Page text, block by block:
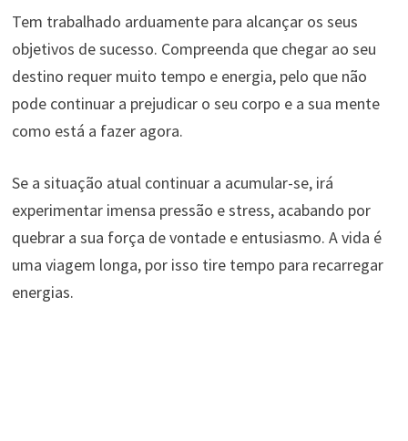
Tem trabalhado arduamente para alcançar os seus
objetivos de sucesso. Compreenda que chegar ao seu
destino requer muito tempo e energia, pelo que não
pode continuar a prejudicar o seu corpo e a sua mente
como está a fazer agora.
Se a situação atual continuar a acumular-se, irá
experimentar imensa pressão e stress, acabando por
quebrar a sua força de vontade e entusiasmo. A vida é
uma viagem longa, por isso tire tempo para recarregar
energias.